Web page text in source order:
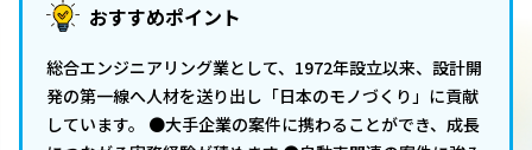
おすすめポイント
総合エンジニアリング業として、1972年設立以来、設計開
発の第一線へ人材を送り出し「日本のモノづくり」に貢献
しています。 ●大手企業の案件に携わることができ、成長